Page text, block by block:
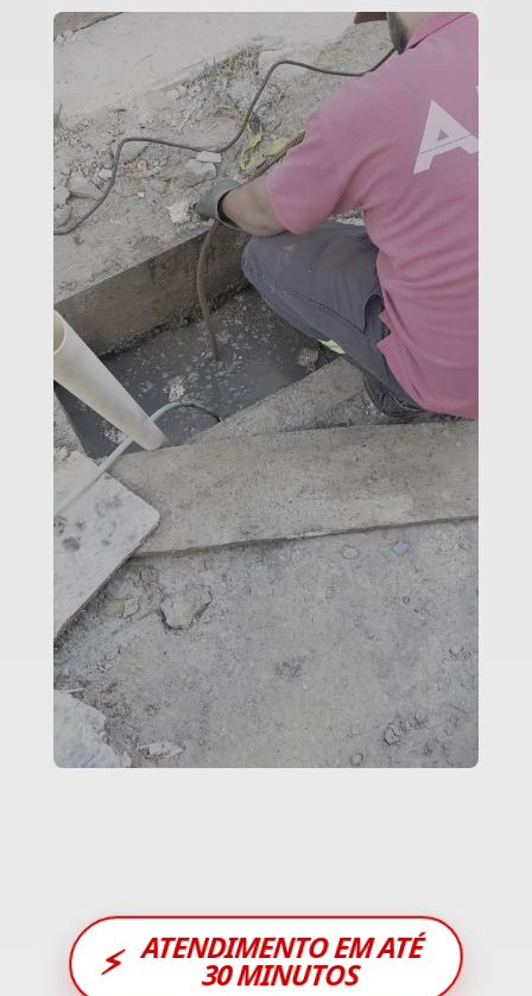
⚡ ATENDIMENTO EM ATÉ
30 MINUTOS